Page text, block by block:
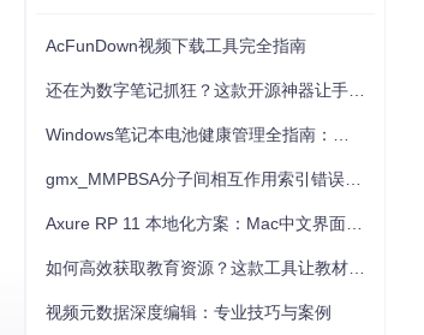
AcFunDown视频下载工具完全指南
视频元数据深度编辑：专业技巧与案例